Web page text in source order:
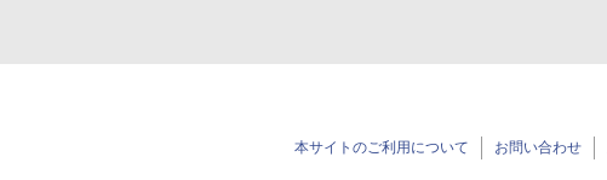
本サイトのご利用について お問い合わせ